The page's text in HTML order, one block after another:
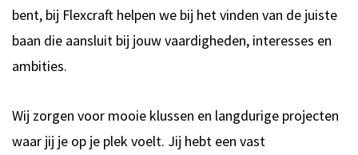
bent, bij Flexcraft helpen we bij het vinden van de juiste
baan die aansluit bij jouw vaardigheden, interesses en
ambities.
Wij zorgen voor mooie klussen en langdurige projecten
waar jij je op je plek voelt. Jij hebt een vast